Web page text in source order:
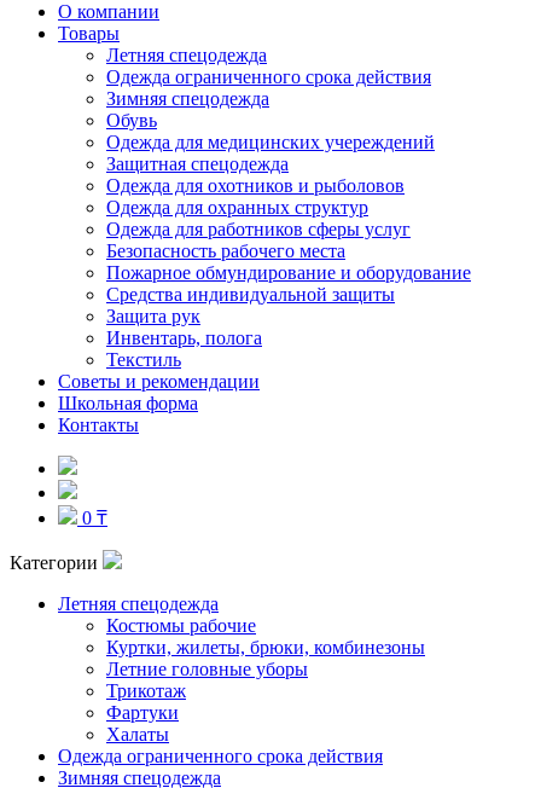
О компании
Товары
Летняя спецодежда
Одежда ограниченного срока действия
Зимняя спецодежда
Обувь
Одежда для медицинских учереждений
Защитная спецодежда
Одежда для охотников и рыболовов
Одежда для охранных структур
Одежда для работников сферы услуг
Безопасность рабочего места
Пожарное обмундирование и оборудование
Средства индивидуальной защиты
Защита рук
Инвентарь, полога
Текстиль
Советы и рекомендации
Школьная форма
Контакты
0 ₸
Категории
Летняя спецодежда
Костюмы рабочие
Куртки, жилеты, брюки, комбинезоны
Летние головные уборы
Трикотаж
Фартуки
Халаты
Одежда ограниченного срока действия
Зимняя спецодежда